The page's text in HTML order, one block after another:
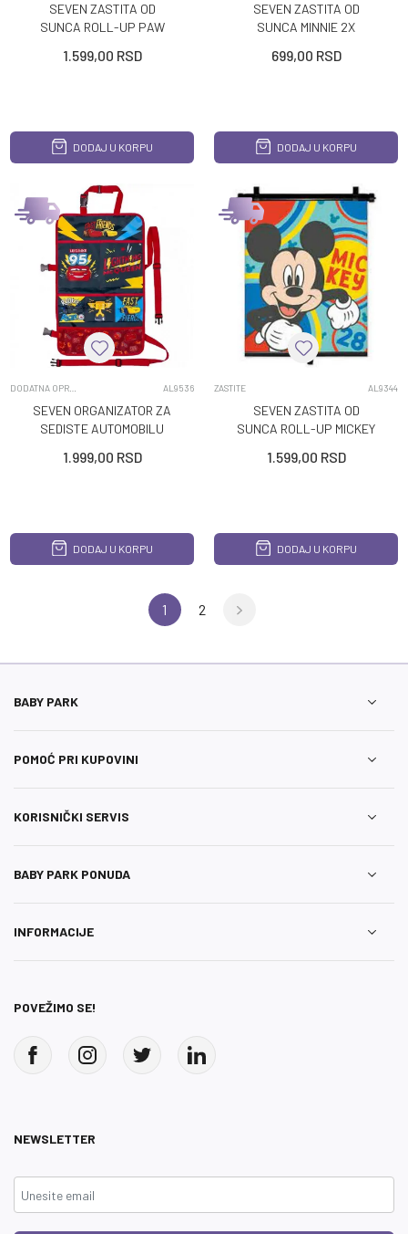
SEVEN ZASTITA OD
SUNCA ROLL-UP PAW
1.599,00 RSD
DODAJ U KORPU
SEVEN ZASTITA OD
SUNCA MINNIE 2X
699,00 RSD
DODAJ U KORPU
AL9536
SEVEN ORGANIZATOR ZA
SEDISTE AUTOMOBILU
1.999,00 RSD
DODAJ U KORPU
ZASTITE AL9344
SEVEN ZASTITA OD
SUNCA ROLL-UP MICKEY
1.599,00 RSD
DODAJ U KORPU
1 2
BABY PARK
POMOĆ PRI KUPOVINI
KORISNIČKI SERVIS
BABY PARK PONUDA
INFORMACIJE
POVEŽIMO SE!
NEWSLETTER